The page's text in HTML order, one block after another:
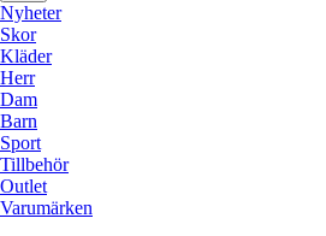
Nyheter
Skor
Kläder
Herr
Dam
Barn
Sport
Tillbehör
Outlet
Varumärken